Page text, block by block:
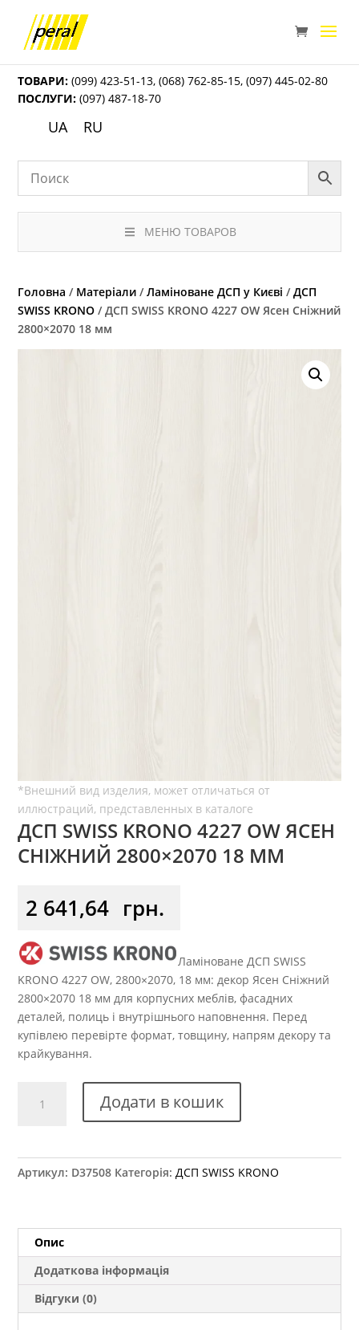
ТОВАРИ: (099) 423-51-13,(068) 762-85-15,(097) 445-02-80
ПОСЛУГИ: (097) 487-18-70
UA RU
МЕНЮ ТОВАРОВ
Головна / Матеріали /Ламіноване ДСП у Києві /ДСП
SWISS KRONO / ДСП SWISS KRONO 4227 OW Ясен Сніжний
2800×2070 18 мм
ДСП SWISS KRONO 4227 OW ЯСЕН
СНІЖНИЙ 2800×2070 18 ММ
2 641,64 грн.
Ламіноване ДСП SWISS
KRONO 4227 OW, 2800×2070, 18 мм: декор Ясен Сніжний
2800×2070 18 мм для корпусних меблів, фасадних
деталей, полиць і внутрішнього наповнення. Перед
купівлею перевірте формат, товщину, напрям декору та
крайкування.
SWISS
Ясен
мм
кількість
Додати в кошик
Артикул: D37508 Категорія:ДСП SWISS KRONO
Опис
Додаткова інформація
Відгуки (0)